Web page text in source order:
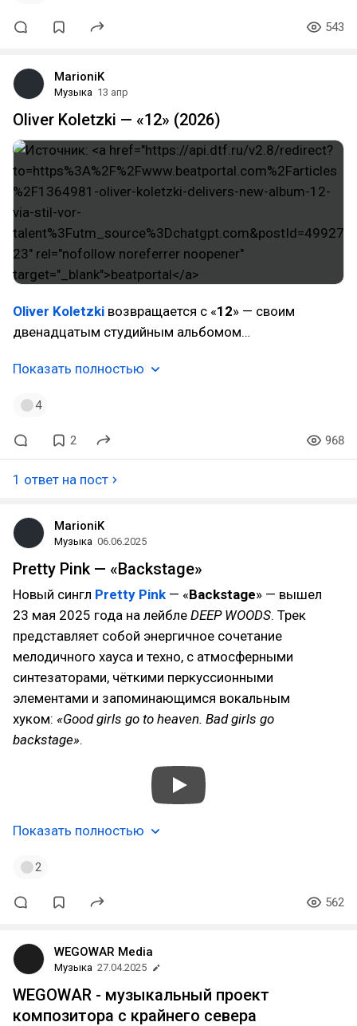
543
MarioniK
Музыка 13 апр
Oliver Koletzki — «12» (2026)
Oliver Koletzki возвращается с «12» — своим
двенадцатым студийным альбомом…
Показать полностью
4
2 968
1 ответ на пост
MarioniK
Музыка 06.06.2025
Pretty Pink — «Backstage»
Новый сингл Pretty Pink — «Backstage» — вышел
23 мая 2025 года на лейбле DEEP WOODS. Трек
представляет собой энергичное сочетание
мелодичного хауса и техно, с атмосферными
синтезаторами, чёткими перкуссионными
элементами и запоминающимся вокальным
хуком: «Good girls go to heaven. Bad girls go
backstage».
Показать полностью
2
562
WEGOWAR Media
Музыка 27.04.2025
WEGOWAR - музыкальный проект
композитора с крайнего севера